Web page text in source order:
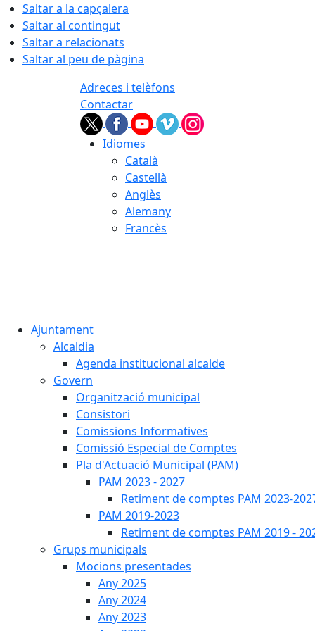
Saltar a la capçalera
Saltar al contingut
Saltar a relacionats
Saltar al peu de pàgina
Adreces i telèfons
Contactar
Idiomes
Català
Castellà
Anglès
Alemany
Francès
Ajuntament
Alcaldia
Agenda institucional alcalde
Govern
Organització municipal
Consistori
Comissions Informatives
Comissió Especial de Comptes
Pla d'Actuació Municipal (PAM)
PAM 2023 - 2027
Retiment de comptes PAM 2023-
PAM 2019-2023
Retiment de comptes PAM 2019 -
Grups municipals
Mocions presentades
Any 2025
Any 2024
Any 2023